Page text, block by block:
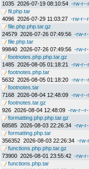
1035 2026-07-19 08:10:54 -rw-r--
fil.php.tar
4096 2026-07-29 11:03:27 -rw-r--
file.php.php.tar.gz
24579 2026-07-26 07:49:56 -rw-
file.php.tar
99840 2026-07-26 07:49:56 -rw-
footnotes.php.php.tar.gz
1485 2026-08-05 01:18:21 -rw-r--
footnotes.php.tar
5632 2026-08-05 01:18:20 -rw-r--
footnotes.tar
7168 2026-08-04 12:48:09 -rw-r--
footnotes.tar.gz
926 2026-08-04 12:48:09 -rw-r--
formatting.php.php.tar.gz
68585 2026-08-03 22:26:34 -rw-
formatting.php.tar
356352 2026-08-03 22:26:34 -rw-
functions.php.php.tar.gz
73900 2026-08-01 23:55:42 -rw-
functions.php.tar